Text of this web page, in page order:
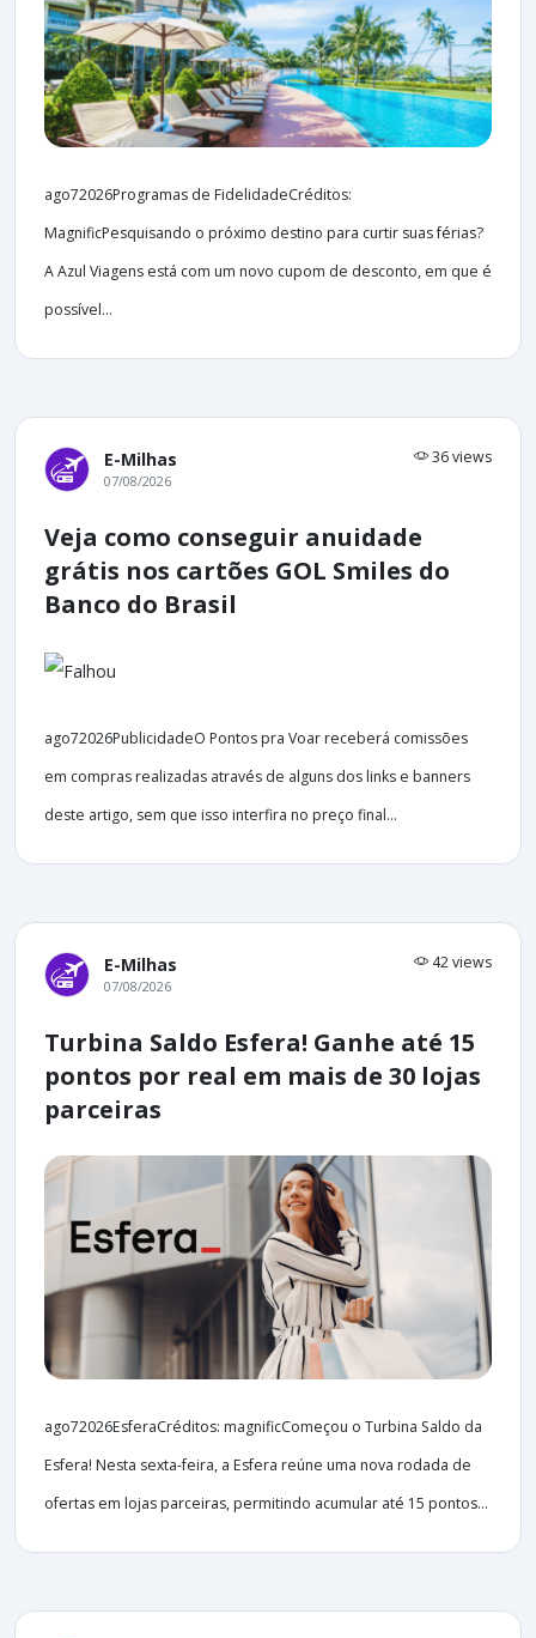
ago72026Programas de FidelidadeCréditos:
MagnificPesquisando o próximo destino para curtir suas férias?
A Azul Viagens está com um novo cupom de desconto, em que é
possível...
E-Milhas 36 views
07/08/2026
Veja como conseguir anuidade
grátis nos cartões GOL Smiles do
Banco do Brasil
ago72026PublicidadeO Pontos pra Voar receberá comissões
em compras realizadas através de alguns dos links e banners
deste artigo, sem que isso interfira no preço final...
E-Milhas 42 views
07/08/2026
Turbina Saldo Esfera! Ganhe até 15
pontos por real em mais de 30 lojas
parceiras
ago72026EsferaCréditos: magnificComeçou o Turbina Saldo da
Esfera! Nesta sexta-feira, a Esfera reúne uma nova rodada de
ofertas em lojas parceiras, permitindo acumular até 15 pontos...